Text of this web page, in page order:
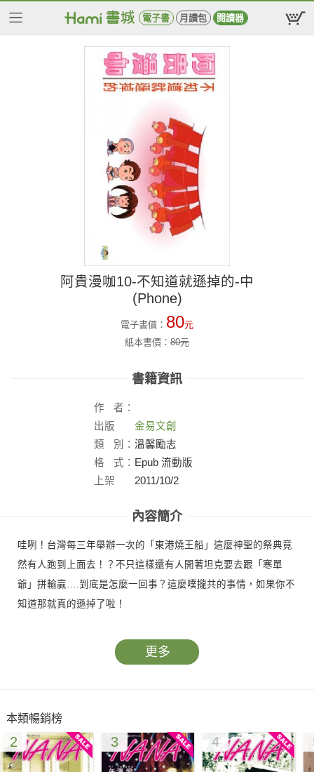
電子書 月讀包 閱讀器
阿貴漫咖10-不知道就遜掉的-中
(Phone)
電子書價： 80元
紙本書價： 80元
書籍資訊
作
者：
出版
社：
金易文創
類
別： 溫馨勵志
格
式： Epub 流動版
上架
2011/10/2
內容簡介
哇咧！台灣每三年舉辦一次的「東港燒王船」這麼神聖的祭典竟
然有人跑到上面去！？不只這樣還有人開著坦克要去跟「寒單
爺」拼輸贏….到底是怎麼一回事？這麼噗攏共的事情，如果你不
知道那就真的遜掉了啦！
更多
本類暢銷榜
2 3 4